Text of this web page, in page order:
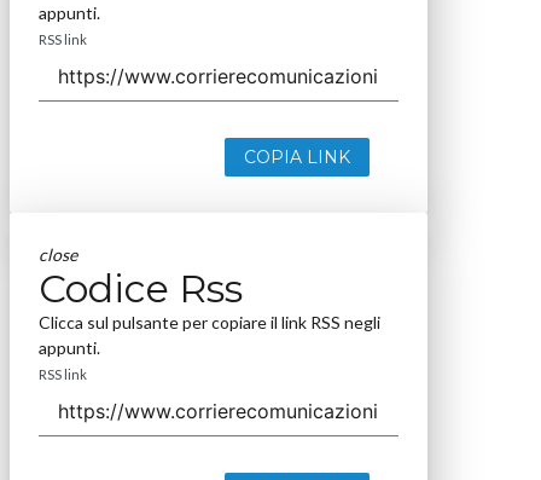
appunti.
RSS link
COPIA LINK
close
Codice Rss
Clicca sul pulsante per copiare il link RSS negli
appunti.
RSS link